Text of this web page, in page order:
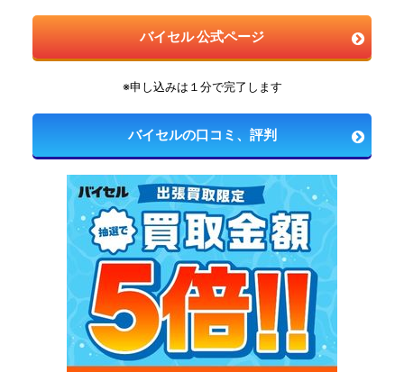
バイセル 公式ページ
※申し込みは１分で完了します
バイセルの口コミ、評判